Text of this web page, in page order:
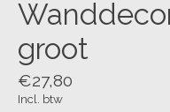
groot
€27,80
Incl. btw